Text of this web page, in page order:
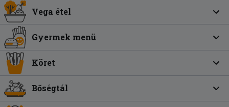
Vega étel
Gyermek menü
Köret
Bőségtál